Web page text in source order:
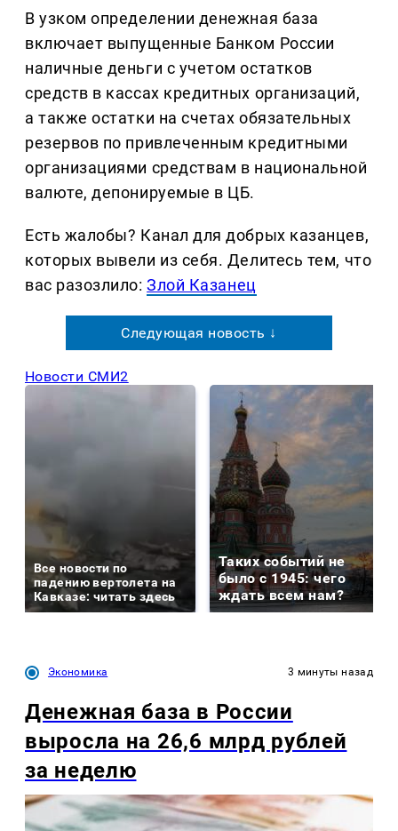
В узком определении денежная база
включает выпущенные Банком России
наличные деньги с учетом остатков
средств в кассах кредитных организаций,
а также остатки на счетах обязательных
резервов по привлеченным кредитными
организациями средствам в национальной
валюте, депонируемые в ЦБ.
Есть жалобы? Канал для добрых казанцев,
которых вывели из себя. Делитеcь тем, что
вас разозлило:Злой Казанец
Следующая новость ↓
Новости СМИ2
Все новости по
падению вертолета на
Кавказе: читать здесь
Таких событий не
было с 1945: чего
ждать всем нам?
Экономика 3 минуты назад
Денежная база в России
выросла на 26,6 млрд рублей
за неделю